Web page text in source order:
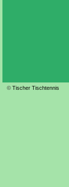
© Tischer Tischtennis